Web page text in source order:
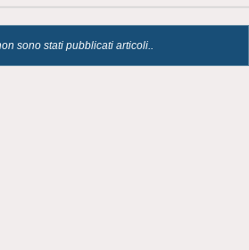
sono stati pubblicati articoli..